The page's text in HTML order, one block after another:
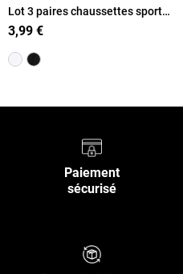
Lot 3 paires chaussettes sport
femme
3,99 €
Paiement
sécurisé